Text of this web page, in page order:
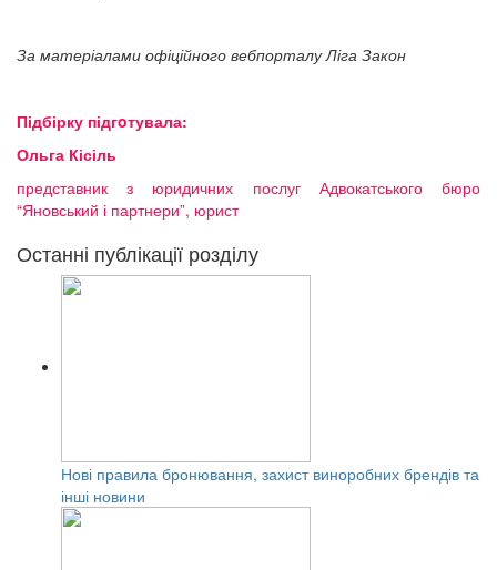
За матеріалами офіційного вебпорталу Ліга Закон
Підбірку підгoтувала:
Ольга Кісіль
представник з юридичних послуг Адвокатського бюро
“Яновський і партнери”, юрист
Останні публікації розділу
Нові правила бронювання, захист виноробних брендів та
інші новини